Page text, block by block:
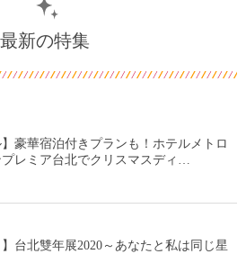
最新の特集
】豪華宿泊付きプランも！ホテルメトロ
レミア台北でクリスマスディ…
】台北雙年展2020～あなたと私は同じ星